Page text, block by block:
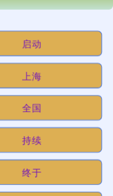
启动
上海
全国
持续
终于